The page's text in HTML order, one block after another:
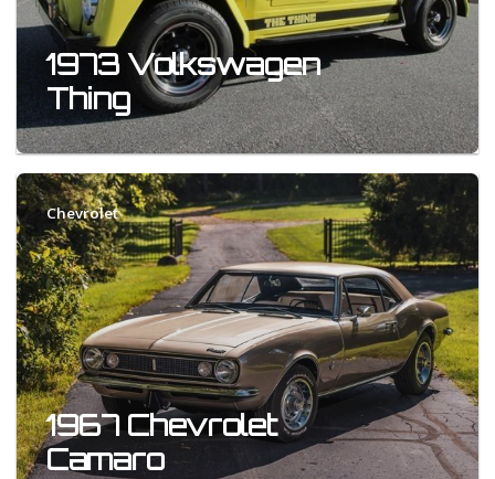
1973 Volkswagen
Thing
Chevrolet
1967 Chevrolet
Camaro